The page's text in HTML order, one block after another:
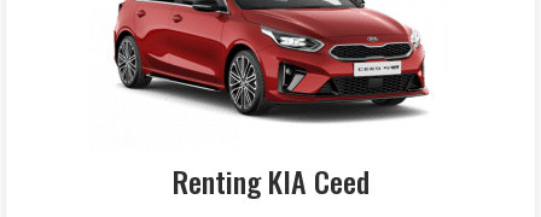
Renting KIA Ceed